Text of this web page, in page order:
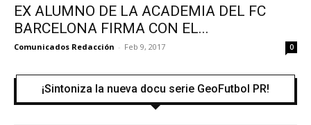
EX ALUMNO DE LA ACADEMIA DEL FC
BARCELONA FIRMA CON EL...
Comunicados Redacción - Feb 9, 2017 0
¡Sintoniza la nueva docu serie GeoFutbol PR!